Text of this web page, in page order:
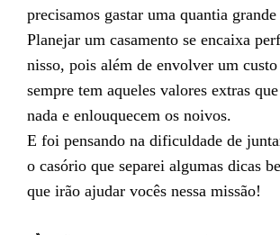
precisamos gastar uma quantia
Planejar um casamento se encaixa
nisso, pois além de envolver um
sempre tem aqueles valores extras
nada e enlouquecem os noivos.
E foi pensando na dificuldade de
o casório que separei algumas dicas
que irão ajudar vocês nessa missão!